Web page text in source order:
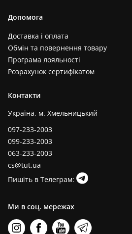
Допомога
Доставка і оплата
Обмін та повернення товару
Програма лояльності
Розрахунок сертифікатом
Контакти
Україна, м. Хмельницький
097-233-2003
099-233-2003
063-233-2003
cs@tut.ua
Пишіть в Телеграм:
Ми в соц. мережах